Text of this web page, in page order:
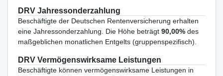
DRV Jahressonderzahlung
Beschäftigte der Deutschen Rentenversicherung erhalten
eine Jahressonderzahlung. Die Höhe beträgt 90,00%des
maßgeblichen monatlichen Entgelts (gruppenspezifisch).
DRV Vermögenswirksame Leistungen
Beschäftigte können vermögenswirksame Leistungen in